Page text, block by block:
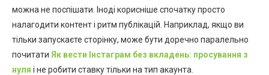
можна не поспішати. Іноді корисніше спочатку просто
налагодити контент і ритм публікацій. Наприклад, якщо ви
тільки запускаєте сторінку, може бути доречно паралельно
почитати Як вести Інстаграм без вкладень: просування з
нуля і не робити ставку тільки на тип акаунта.